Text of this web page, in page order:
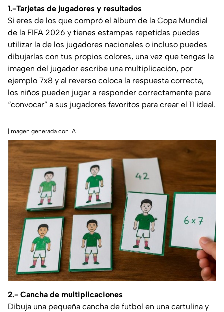
1.-Tarjetas de jugadores y resultados
Si eres de los que compró el álbum de la Copa Mundial
de la FIFA 2026 y tienes estampas repetidas puedes
utilizar la de los jugadores nacionales o incluso puedes
dibujarlas con tus propios colores, una vez que tengas la
imagen del jugador escribe una multiplicación, por
ejemplo 7x8 y al reverso coloca la respuesta correcta,
los niños pueden jugar a responder correctamente para
“convocar” a sus jugadores favoritos para crear el 11 ideal.
|Imagen generada con IA
2.- Cancha de multiplicaciones
Dibuja una pequeña cancha de futbol en una cartulina y